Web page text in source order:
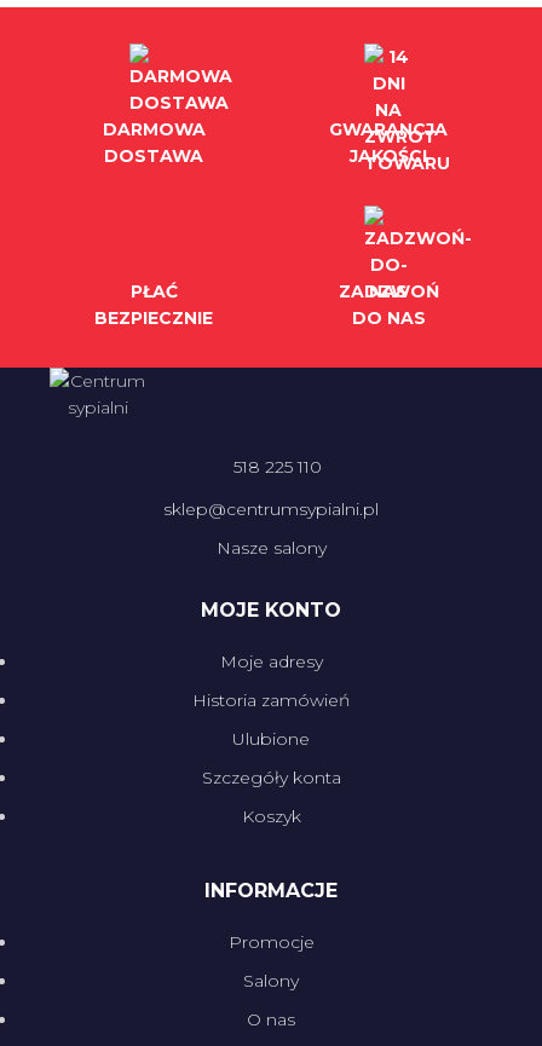
DARMOWA
DOSTAWA
GWARANCJA
JAKOŚCI
PŁAĆ
BEZPIECZNIE
ZADZWOŃ
DO NAS
518 225 110
sklep@centrumsypialni.pl
Nasze salony
MOJE KONTO
Moje adresy
Historia zamówień
Ulubione
Szczegóły konta
Koszyk
INFORMACJE
Promocje
Salony
O nas